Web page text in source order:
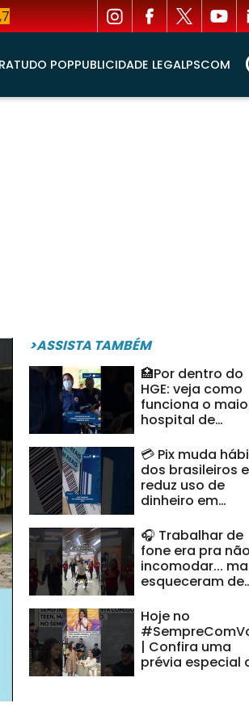
TUDO POPPUBLICIDADE LEGALPSCOM
>ASSISTA TAMBÉM
🏥Por dentro do
HGE: veja como
funciona o
hospital de
Alagoas
#CidadeAL
💳 Pix muda
dos brasileiros e
reduz uso de
dinheiro em
🎧 Trabalhar de
fone era pra não
incomodar...
esqueceram de
#HoraDoVentura
Hoje no
| Confira uma
prévia especial